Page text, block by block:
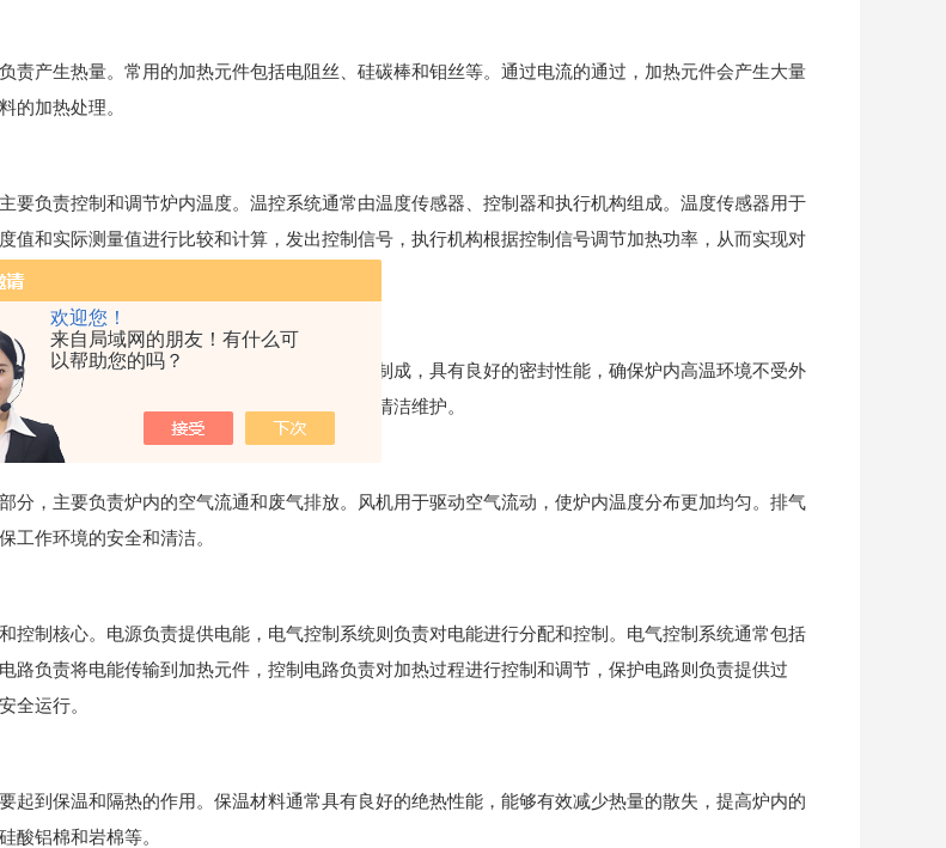
欢迎您！
来自局域网的朋友！有什么可
以帮助您的吗？
产生热量。常用的加热元件包括电阻丝、硅碳棒和钼丝等。通过电流的通过，加热元件会产生大量
的加热处理。
负责控制和调节炉内温度。温控系统通常由温度传感器、控制器和执行机构组成。温度传感器用于
值和实际测量值进行比较和计算，发出控制信号，执行机构根据控制信号调节加热功率，从而实现对
封和隔热的作用。炉门通常采用耐高温材料制成，具有良好的密封性能，确保炉内高温环境不受外
的便捷性和安全性，方便物料的进出和炉内的清洁维护。
，主要负责炉内的空气流通和废气排放。风机用于驱动空气流动，使炉内温度分布更加均匀。排气
工作环境的安全和清洁。
制核心。电源负责提供电能，电气控制系统则负责对电能进行分配和控制。电气控制系统通常包括
路负责将电能传输到加热元件，控制电路负责对加热过程进行控制和调节，保护电路则负责提供过
全运行。
到保温和隔热的作用。保温材料通常具有良好的绝热性能，能够有效减少热量的散失，提高炉内的
酸铝棉和岩棉等。